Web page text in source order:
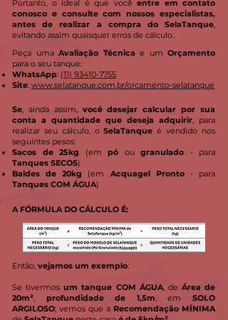
Portanto, o ideal é que você entre em contato
conosco e consulte com nossos especialistas,
antes de realizar a compra do SelaTanque
evitando assim quaisquer erros de cálculo.
Peça uma Avaliação Técnica e um Orçamento
para o seu tanque:
WhatsApp: (11) 93410-7755
Site: www.selatanque.com.br/orcamento-selatanque
Se , ainda assim, você desejar calcular por sua
conta a quantidade que deseja adquirir , para
realizar seu cálculo, oSelaTanqueé vendido nos
seguintes pesos:
Sacos de 25kg (em pó ou granulado
- para
Tanques SECOS)
Baldes de 20kg (em Acquagel Pronto- para
Tanques COM ÁGUA)
A FÓRMULA DO CÁLCULO É:
Então, vejamos um exemplo:
Se tivermosum tanque COM ÁGUA, de Área de
20m²
profundidade de 1,5m , emSOLO
ARGILOSO; vemos que a Recomendação MÍNIMA